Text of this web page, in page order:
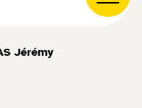
Jérémy